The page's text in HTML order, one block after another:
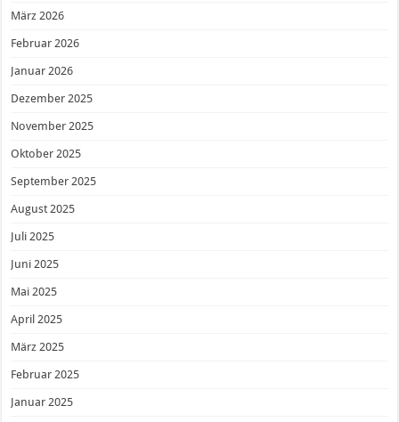
März 2026
Februar 2026
Januar 2026
Dezember 2025
November 2025
Oktober 2025
September 2025
August 2025
Juli 2025
Juni 2025
Mai 2025
April 2025
März 2025
Februar 2025
Januar 2025